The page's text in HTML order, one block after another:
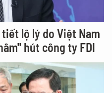
lộ lý do Việt Nam
hút công ty FDI